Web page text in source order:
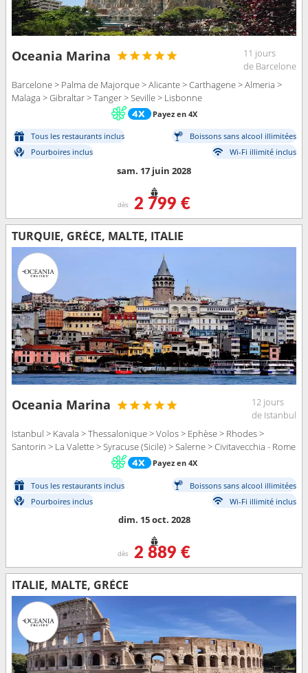
Oceania Marina
11 jours
de Barcelone
Barcelone > Palma de Majorque > Alicante > Carthagene > Almeria >
Malaga > Gibraltar > Tanger > Seville > Lisbonne
Payez en 4X
Tous les restaurants inclus
Boissons sans alcool illimitées
Pourboires inclus
Wi-Fi illimité inclus
sam. 17 juin 2028
dès 2 799 €
TURQUIE, GRÈCE, MALTE, ITALIE
Oceania Marina
12 jours
de Istanbul
Istanbul > Kavala > Thessalonique > Volos > Ephèse > Rhodes >
Santorin > La Valette > Syracuse (Sicile) > Salerne > Civitavecchia - Rome
Payez en 4X
Tous les restaurants inclus
Boissons sans alcool illimitées
Pourboires inclus
Wi-Fi illimité inclus
dim. 15 oct. 2028
dès 2 889 €
ITALIE, MALTE, GRÈCE